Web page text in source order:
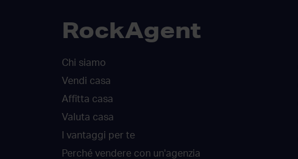
RockAgent
Chi siamo
Vendi casa
Affitta casa
Valuta casa
I vantaggi per te
Perché vendere con un'agenzia